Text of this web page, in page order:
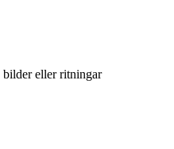
bilder eller ritningar